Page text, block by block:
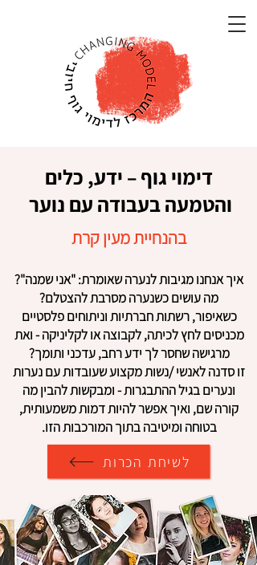
דימוי גוף – ידע, כלים
והטמעה בעבודה עם נוער
בהנחיית מעין קרת
איך אנחנו מגיבות לנערה שאומרת: "אני שמנה"?
מה עושים כשנערה מסרבת להצטלם?
כשאיפור, רשתות חברתיות וניתוחים פלסטיים
מכניסים לחץ לכיתה, לקבוצה או לקליניקה - ואת
מרגישה שחסר לך ידע רחב, עדכני ותומך?
זו סדנה לאנשי /נשות מקצוע שעובדות עם נערות
ונערים בגיל ההתבגרות - ומבקשות להבין מה
קורה שם, ואיך אפשר להיות דמות משמעותית,
בטוחה ומיטיבה בתוך המורכבות הזו.
לשיחת הכרות